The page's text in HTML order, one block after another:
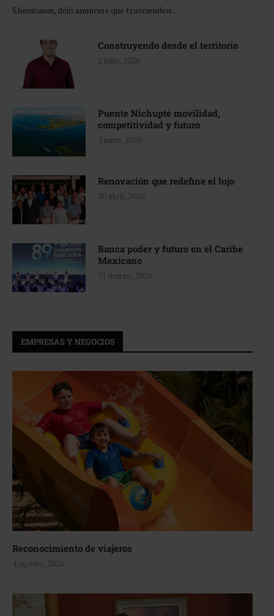
Sheinbaum, dejó anuncios que trascienden …
Construyendo desde el territorio
2 julio, 2026
Puente Nichupté movilidad,
competitividad y futuro
3 junio, 2026
Renovación que redefine el lujo
30 abril, 2026
Banca poder y futuro en el Caribe
Mexicano
31 marzo, 2026
EMPRESAS Y NEGOCIOS
Reconocimiento de viajeros
4 agosto, 2026